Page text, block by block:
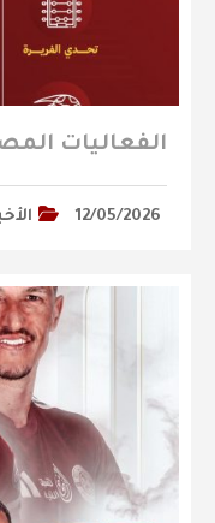
12/05/2026